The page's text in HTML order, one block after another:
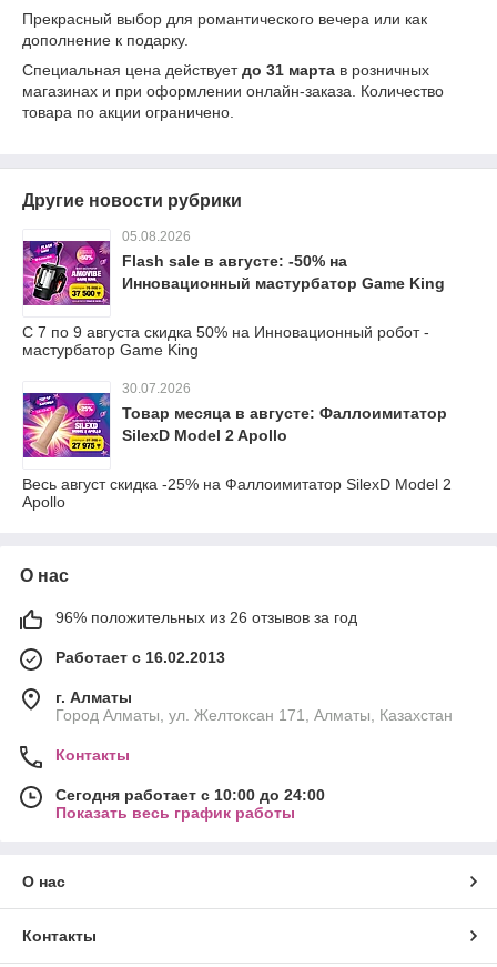
Прекрасный выбор для романтического вечера или как
дополнение к подарку.
Специальная цена действуетдо 31 марта в розничных
магазинах и при оформлении онлайн-заказа. Количество
товара по акции ограничено.
Другие новости рубрики
05.08.2026
Flash sale в августе: -50% на
Инновационный мастурбатор Game King
С 7 по 9 августа скидка 50% на Инновационный робот -
мастурбатор Game King
30.07.2026
Товар месяца в августе: Фаллоимитатор
SilexD Model 2 Apollo
Весь август скидка -25% на Фаллоимитатор SilexD Model 2
Apollo
О нас
96% положительных из 26 отзывов за год
Работает с 16.02.2013
г. Алматы
Город Алматы, ул. Желтоксан 171, Алматы, Казахстан
Контакты
Сегодня работает с 10:00 до 24:00
Показать весь график работы
О нас
Контакты